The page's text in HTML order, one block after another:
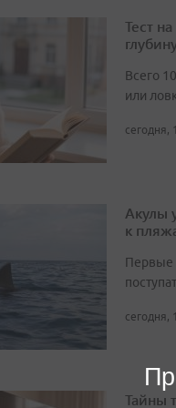
Тест
Всего
или
сегодня,
Акулы
к
Первые
сегодня,
Тайны